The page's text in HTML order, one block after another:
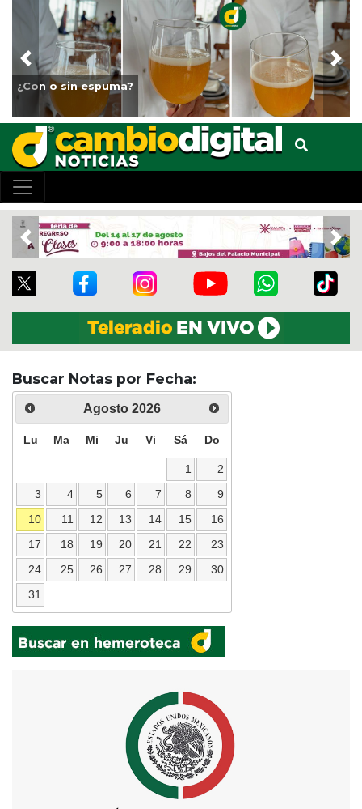
Fortalece Ayuntamiento de Veracruz el cuidado de los
animales del Parque Miguel Ángel de Quevedo
Previous
Previous
Buscar Notas por Fecha:
Agosto 2026
Lu Ma Mi Ju Vi Sá Do
1
2
3
4 5 6 7 8
9
10
11 12 13 14 15
16
17
18 19 20 21 22
23
24
25 26 27 28 29
30
31